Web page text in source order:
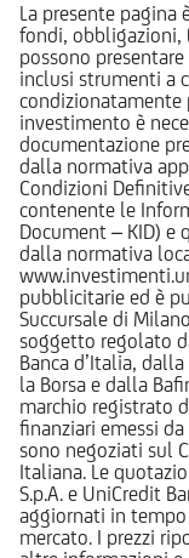
La presente
fondi, obbligazioni,
possono
inclusi strumenti a
condizionatamente
investimento è
documentazione
dalla normativa
Condizioni
contenente le
Document – KID) e
dalla normativa
pubblicitarie ed è
Succursale di
soggetto regolato
Banca d’Italia,
la Borsa e dalla
marchio registrato
finanziari emessi
sono negoziati sul
Italiana. Le
S.p.A. e UniCredit
aggiornati in
mercato. I prezzi